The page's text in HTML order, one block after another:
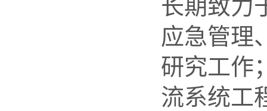
长期致力
应急管理
研究工作
流系统工